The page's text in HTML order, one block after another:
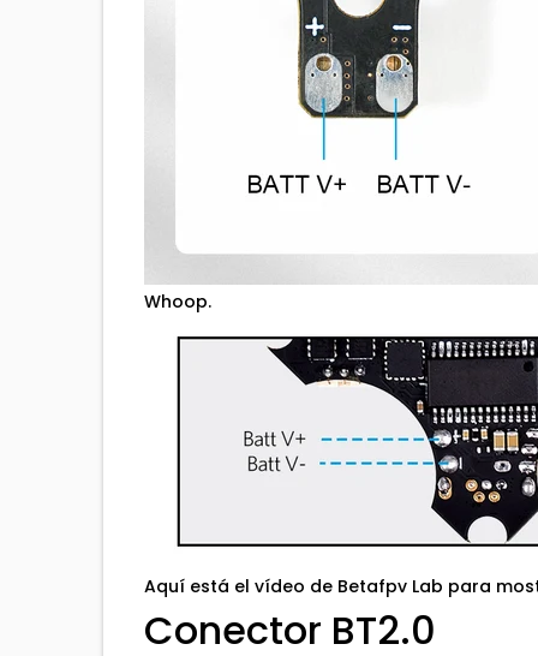
Whoop.
Aquí está el vídeo de Betafpv Lab para
Conector BT2.0